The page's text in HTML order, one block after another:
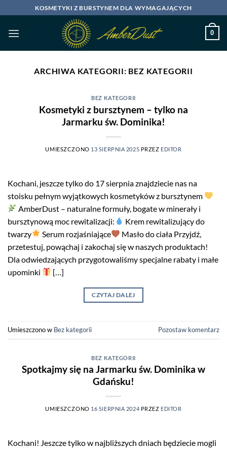
do
zawartości
KOSMETYKI Z BURSTYNEM DLA WYMAGAJĄCYCH
0
ARCHIWA KATEGORII: BEZ KATEGORII
BEZ KATEGORII
Kosmetyki z bursztynem – tylko na
Jarmarku św. Dominika!
UMIESZCZONO 13 SIERPNIA 2025 PRZEZ EDITOR
Kochani, jeszcze tylko do 17 sierpnia znajdziecie nas na
stoisku pełnym wyjątkowych kosmetyków z bursztynem
AmberDust – naturalne formuły, bogate w minerały i
bursztynową moc rewitalizacji:
Krem rewitalizujący do
twarzy
Serum rozjaśniające
Masło do ciała Przyjdź,
przetestuj, powąchaj i zakochaj się w naszych produktach!
Dla odwiedzających przygotowaliśmy specjalne rabaty i małe
upominki
[…]
CZYTAJ DALEJ
Umieszczono w Bez kategorii Pozostaw komentarz
BEZ KATEGORII
Spotkajmy się na Jarmarku św. Dominika w
Gdańsku!
UMIESZCZONO 16 SIERPNIA 2024 PRZEZ EDITOR
Kochani! Jeszcze tylko w najbliższych dniach będziecie mogli